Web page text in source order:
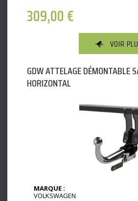
309,00€
VOIR
GDW ATTELAGE DÉMONTABLE
HORIZONTAL
MARQUE :
VOLKSWAGEN